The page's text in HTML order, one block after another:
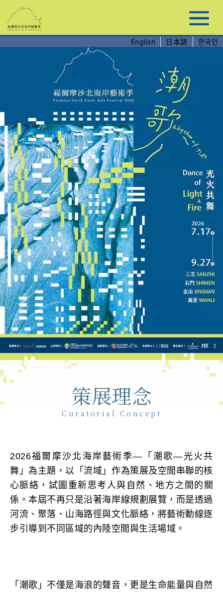
要
內
English 日本語 한국인
策展理念
Curatorial Concept
2026福爾摩沙北海岸藝術季—「潮歌—光火共
舞」為主題，以「流域」作為策展及空間串聯的核
心脈絡，試圖重新思考人與自然、地方之間的關
係。本屆不再只是沿著海岸線規劃展覽，而是透過
河流、聚落、山海路徑與文化脈絡，將藝術動線逐
步引導到不同區域的內陸空間與生活場域。
「潮歌」不僅是海浪的聲音，更是生命能量與自然